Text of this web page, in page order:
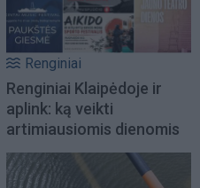
Renginiai
Renginiai Klaipėdoje ir
aplink: ką veikti
artimiausiomis dienomis